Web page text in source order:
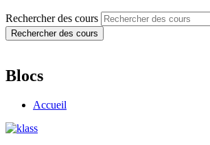
Rechercher des cours
Rechercher des cours
Blocs
Accueil